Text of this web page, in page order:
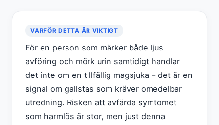
VARFÖR DETTA ÄR VIKTIGT
För en person som märker både ljus
avföring och mörk urin samtidigt handlar
det inte om en tillfällig magsjuka – det är en
signal om gallstas som kräver omedelbar
utredning. Risken att avfärda symtomet
som harmlös är stor, men just denna